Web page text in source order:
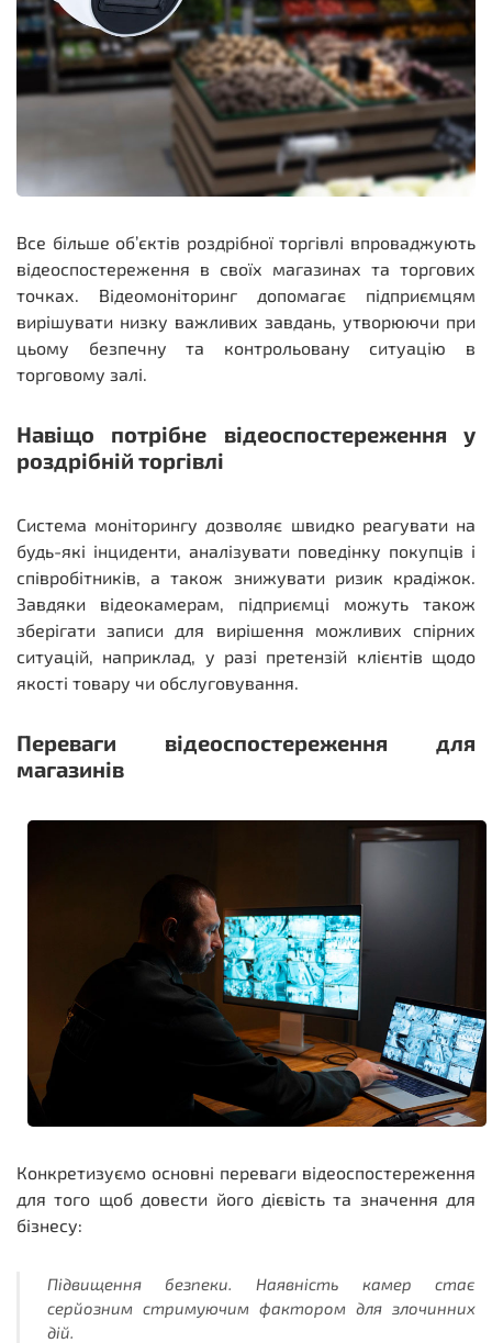
Все більше об’єктів роздрібної торгівлі впроваджують
відеоспостереження в своїх магазинах та торгових
точках. Відеомоніторинг допомагає підприємцям
вирішувати низку важливих завдань, утворюючи при
цьому безпечну та контрольовану ситуацію в
торговому залі.
Навіщо потрібне відеоспостереження у
роздрібній торгівлі
Система моніторингу дозволяє швидко реагувати на
будь-які інциденти, аналізувати поведінку покупців і
співробітників, а також знижувати ризик крадіжок.
Завдяки відеокамерам, підприємці можуть також
зберігати записи для вирішення можливих спірних
ситуацій, наприклад, у разі претензій клієнтів щодо
якості товару чи обслуговування.
Переваги відеоспостереження для
магазинів
Конкретизуємо основні переваги відеоспостереження
для того щоб довести його дієвість та значення для
бізнесу:
Підвищення безпеки. Наявність камер стає
серйозним стримуючим фактором для злочинних
дій.